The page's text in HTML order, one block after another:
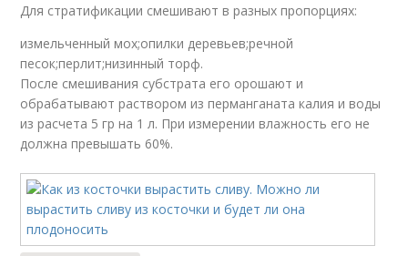
Для стратификации смешивают в разных пропорциях:
измельченный мох;опилки деревьев;речной
песок;перлит;низинный торф.
После смешивания субстрата его орошают и
обрабатывают раствором из перманганата калия и воды
из расчета 5 гр на 1 л. При измерении влажность его не
должна превышать 60%.